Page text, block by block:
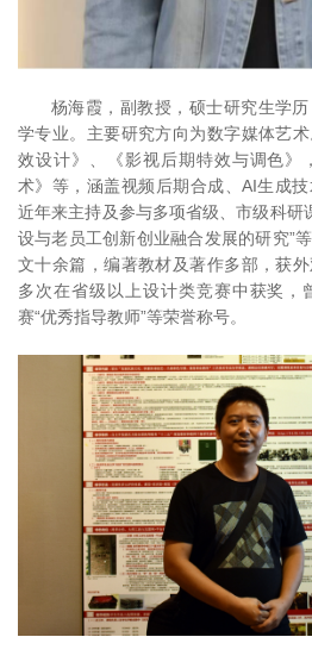
杨海霞，副教授，硕士研究生学
学专业。主要研究方向为数字媒体艺
效设计》、《影视后期特效与调色》
术》等，涵盖视频后期合成、AI生成技
近年来主持及参与多项省级、市级科研
设与老员工创新创业融合发展的研究”
文十余篇，编著教材及著作多部，获
多次在省级以上设计类竞赛中获奖，
赛“优秀指导教师”等荣誉称号。